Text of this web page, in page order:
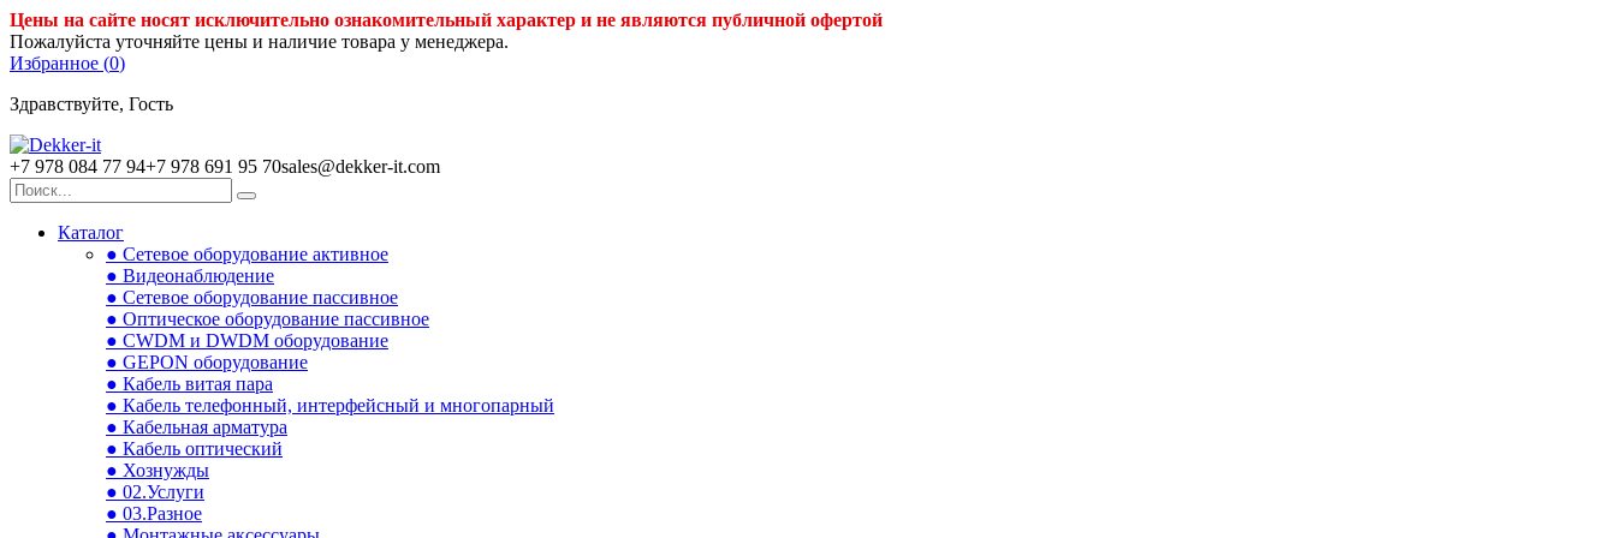
Цены на сайте носят исключительно ознакомительный характер и не являются публичной офертой
Пожалуйста уточняйте цены и наличие товара у менеджера.
Избранное (0)
Здравствуйте, Гость
+7 978 084 77 94+7 978 691 95 70sales@dekker-it.com
Каталог
● Сетевое оборудование активное
● Видеонаблюдение
● Сетевое оборудование пассивное
● Оптическое оборудование пассивное
● CWDM и DWDM оборудование
● GEPON оборудование
● Кабель витая пара
● Кабель телефонный, интерфейсный и многопарный
● Кабельная арматура
● Кабель оптический
● Хознужды
● 02.Услуги
● 03.Разное